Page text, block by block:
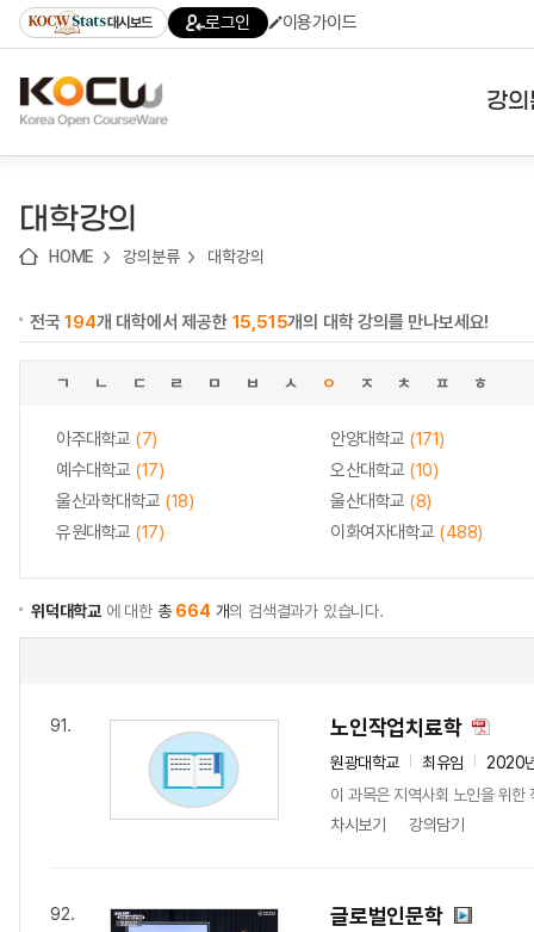
기
기
기
content)
가
대시보드 로그인 이용가이드
강
대학강의
HOME 강의분류 대학강의
전국194개 대학에서 제공한 15,515개의 대학 강의를 만나보세요!
ㄱ ㄴ ㄷ ㄹ ㅁ ㅂ ㅅ ㅇ ㅈ ㅊ ㅍ ㅎ
아주대학교 (7) 안양대학교 (171)
예수대학교 (17) 오산대학교 (10)
울산과학대학교 (18) 울산대학교 (8)
유원대학교 (17) 이화여자대학교 (488)
위덕대학교 에 대한 총 664 개의 검색결과가 있습니다.
91. 노인작업치료학
원광대학교 최유임
2020
이 과목은 지역사회 노인을 위한
차시보기
강의담기
92. 글로벌인문학